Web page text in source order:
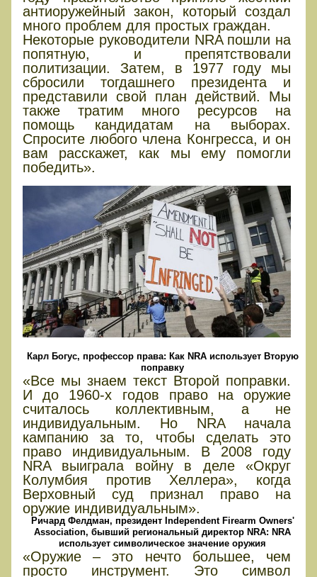
антиоружейный закон, который создал
много проблем для простых граждан.
Некоторые руководители NRA пошли на
попятную, и препятствовали
политизации. Затем, в 1977 году мы
сбросили тогдашнего президента и
представили свой план действий. Мы
также тратим много ресурсов на
помощь кандидатам на выборах.
Спросите любого члена Конгресса, и он
вам расскажет, как мы ему помогли
победить».
Карл Богус, профессор права: Как NRA использует Вторую
поправку
«Все мы знаем текст Второй поправки.
И до 1960-х годов право на оружие
считалось коллективным, а не
индивидуальным. Но NRA начала
кампанию за то, чтобы сделать это
право индивидуальным. В 2008 году
NRA выиграла войну в деле «Округ
Колумбия против Хеллера», когда
Верховный суд признал право на
оружие индивидуальным».
Ричард Фелдман, президент Independent Firearm Owners'
Association, бывший региональный директор NRA: NRA
использует символическое значение оружия
«Оружие – это нечто большее, чем
просто инструмент. Это символ